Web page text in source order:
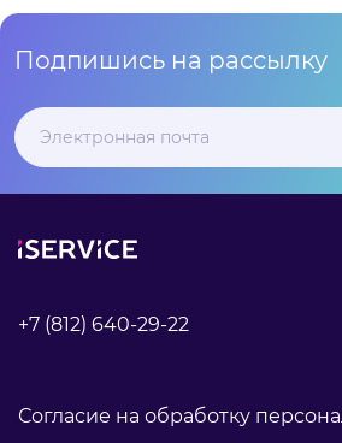
Подпишись на рассылку
+7 (812) 640-29-22
Согласие на обработку